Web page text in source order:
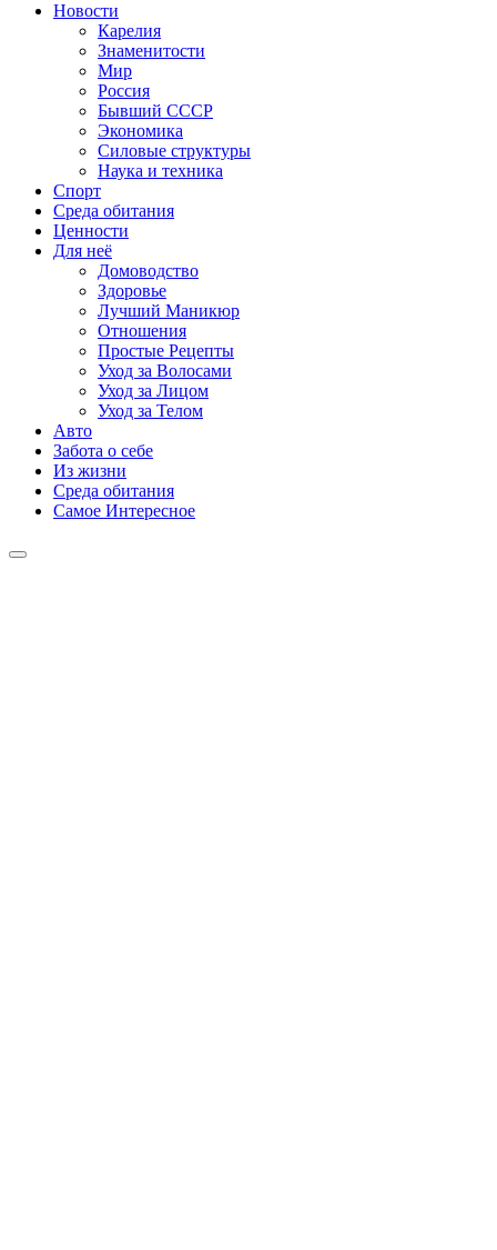
Новости
Карелия
Знаменитости
Мир
Россия
Бывший СССР
Экономика
Силовые структуры
Наука и техника
Спорт
Среда обитания
Ценности
Для неё
Домоводство
Здоровье
Лучший Маникюр
Отношения
Простые Рецепты
Уход за Волосами
Уход за Лицом
Уход за Телом
Авто
Забота о себе
Из жизни
Среда обитания
Самое Интересное